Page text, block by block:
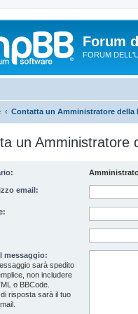
Forum
FORUM
Contatta un Amministratore della
un Amministratore
email:
messaggio:
sarà spedito
non includere
o BBCode.
di risposta sarà il tuo